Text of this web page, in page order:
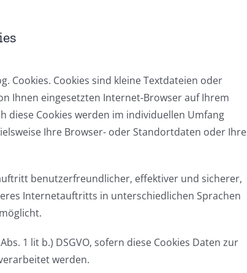
Cookies sind kleine Textdateien oder
Ihnen eingesetzten Internet-Browser auf Ihrem
diese Cookies werden im individuellen Umfang
Ihre Browser- oder Standortdaten oder Ihre
benutzerfreundlicher, effektiver und sicherer,
Internetauftritts in unterschiedlichen Sprachen
1 lit b.) DSGVO, sofern diese Cookies Daten zur
werden.